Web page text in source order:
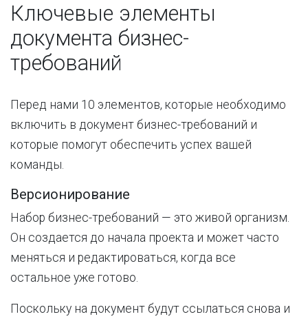
Ключевые элементы
документа бизнес-
требований
Перед нами 10 элементов, которые необходимо
включить в документ бизнес-требований и
которые помогут обеспечить успех вашей
команды.
Версионирование
Набор бизнес-требований — это живой организм.
Он создается до начала проекта и может часто
меняться и редактироваться, когда все
остальное уже готово.
Поскольку на документ будут ссылаться снова и